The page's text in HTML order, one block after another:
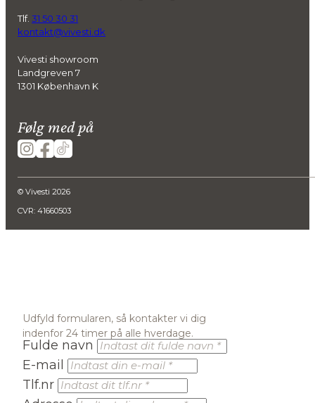
Tlf.31 50 30 31
kontakt@vivesti.dk
Vivesti showroom
Landgreven 7
1301 København K
Følg med på
© Vivesti 2026
CVR: 41660503
Udfyld formularen, så kontakter vi dig
indenfor 24 timer på alle hverdage.
Fulde navn
E-mail
Tlf.nr